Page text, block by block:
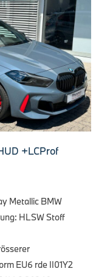
+LCProf
Metallic BMW
HLSW Stoff
EU6 rde II01Y2